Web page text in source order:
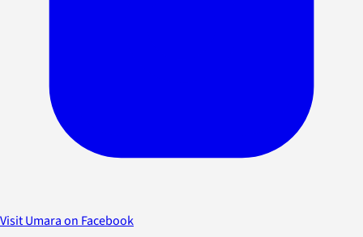
Visit Umara on Facebook